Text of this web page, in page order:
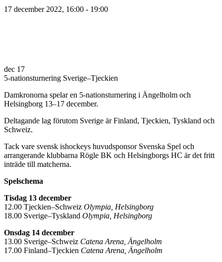
17 december 2022, 16:00 - 19:00
dec 17
5-nationsturnering Sverige–Tjeckien
Damkronorna spelar en 5-nationsturnering i Ängelholm och
Helsingborg 13–17 december.
Deltagande lag förutom Sverige är Finland, Tjeckien, Tyskland och
Schweiz.
Tack vare svensk ishockeys huvudsponsor Svenska Spel och
arrangerande klubbarna Rögle BK och Helsingborgs HC är det fritt
inträde till matcherna.
Spelschema
Tisdag 13 december
12.00 Tjeckien–Schweiz Olympia, Helsingborg
18.00 Sverige–Tyskland Olympia, Helsingborg
Onsdag 14 december
13.00 Sverige–Schweiz Catena Arena, Ängelholm
17.00 Finland–Tjeckien Catena Arena, Ängelholm